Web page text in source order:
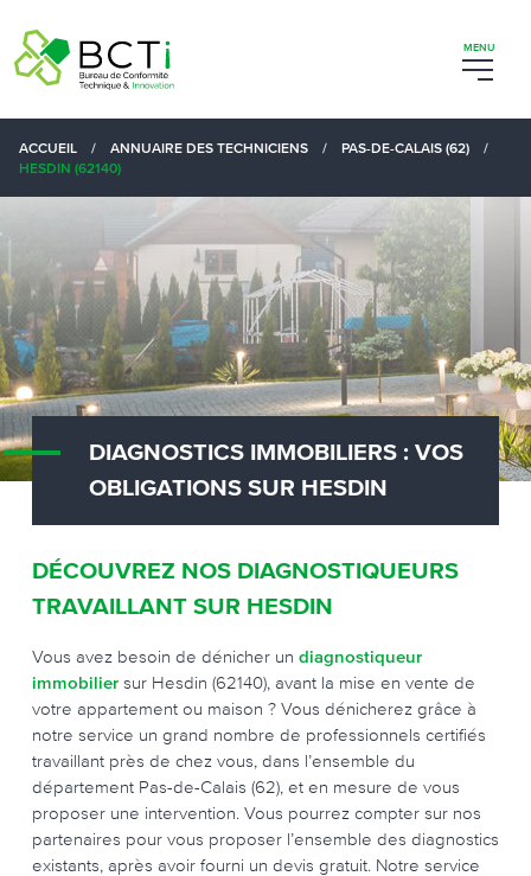
ACCUEIL / ANNUAIRE DES TECHNICIENS / PAS-DE-CALAIS (62)
/
HESDIN (62140)
DIAGNOSTICS IMMOBILIERS : VOS
OBLIGATIONS SUR HESDIN
DÉCOUVREZ NOS DIAGNOSTIQUEURS
TRAVAILLANT SUR HESDIN
Vous avez besoin de dénicher un diagnostiqueur
immobilier sur Hesdin (62140), avant la mise en vente de
votre appartement ou maison ? Vous dénicherez grâce à
notre service un grand nombre de professionnels certifiés
travaillant près de chez vous, dans l’ensemble du
département Pas-de-Calais (62), et en mesure de vous
proposer une intervention. Vous pourrez compter sur nos
partenaires pour vous proposer l’ensemble des diagnostics
existants, après avoir fourni un devis gratuit. Notre service